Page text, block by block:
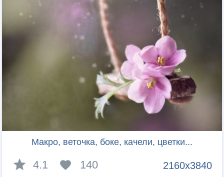
Макро, веточка, боке, качели, цветки...
2160x3840
4.1 140